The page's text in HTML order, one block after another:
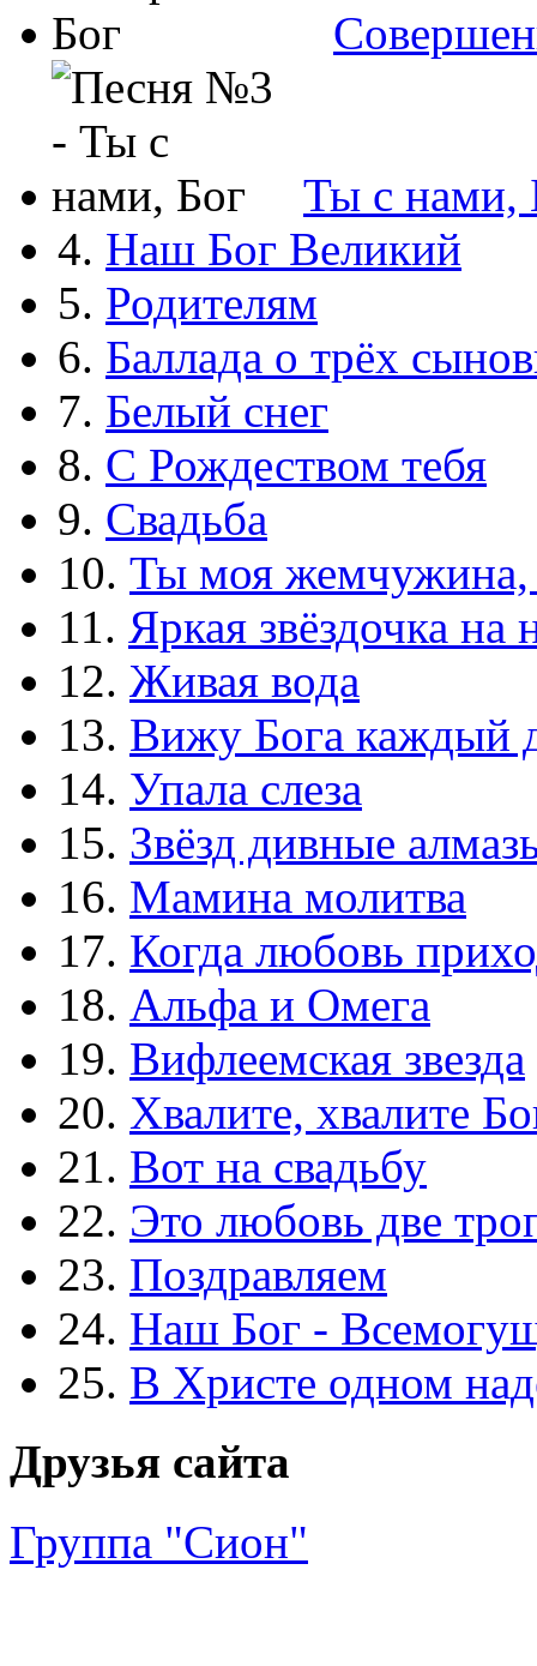
Ты с нами,
4. Наш Бог Великий
5. Родителям
6. Баллада о трёх
7. Белый снег
8. С Рождеством тебя
9. Свадьба
10. Ты моя жемчужина,
11. Яркая звёздочка на
12. Живая вода
13. Вижу Бога каждый
14. Упала слеза
15. Звёзд дивные
16. Мамина молитва
17. Когда любовь
18. Альфа и Омега
19. Вифлеемская звезда
20. Хвалите, хвалите
21. Вот на свадьбу
22. Это любовь две
23. Поздравляем
24. Наш Бог -
25. В Христе одном
Друзья сайта
Группа "Сион"